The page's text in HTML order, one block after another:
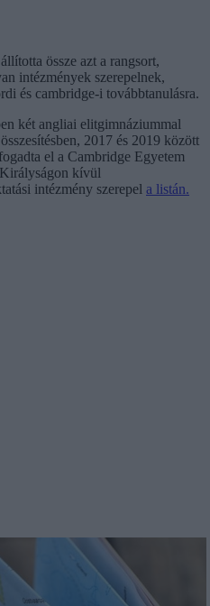
össze azt a rangsort,
intézmények szerepelnek,
és cambridge-i továbbtanulásra.
két angliai elitgimnáziummal
2017 és 2019 között
el a Cambridge Egyetem
kívül
intézmény szerepel a listán.